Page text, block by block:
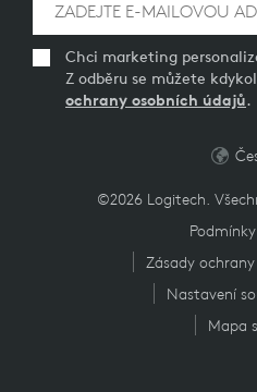
Chci marketing
Z odběru se můžete
ochrany osobních údajů.
©2026 Logitech.
Zásady
Nastavení
Mapa